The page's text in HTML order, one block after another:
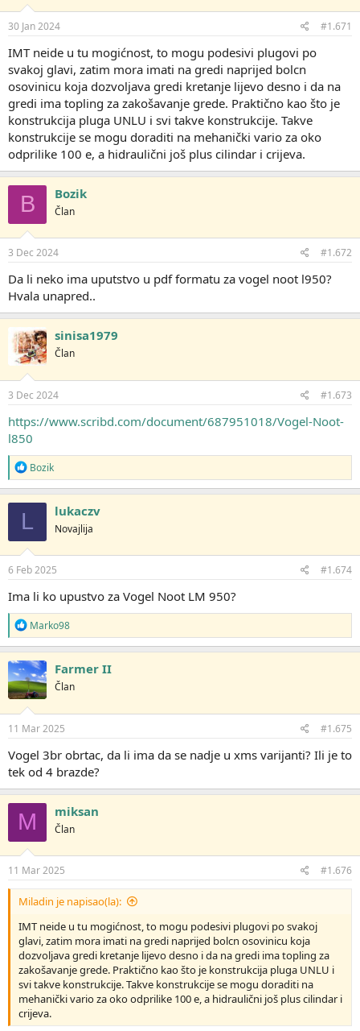
30 Jan 2024 #1.671
IMT neide u tu mogićnost, to mogu podesivi plugovi po
svakoj glavi, zatim mora imati na gredi naprijed bolcn
osovinicu koja dozvoljava gredi kretanje lijevo desno i da na
gredi ima topling za zakošavanje grede. Praktično kao što je
konstrukcija pluga UNLU i svi takve konstrukcije. Takve
konstrukcije se mogu doraditi na mehanički vario za oko
odprilike 100 e, a hidraulični još plus cilindar i crijeva.
B Bozik
Član
3 Dec 2024 #1.672
Da li neko ima uputstvo u pdf formatu za vogel noot l950?
Hvala unapred..
sinisa1979
Član
3 Dec 2024 #1.673
https://www.scribd.com/document/687951018/Vogel-Noot-
l850
R
e
a
g
v
a
n
j
:
Bozik
L lukaczv
Novajlija
6 Feb 2025 #1.674
Ima li ko upustvo za Vogel Noot LM 950?
R
e
a
g
o
v
a
n
j
:
Marko98
Farmer II
Član
11 Mar 2025 #1.675
Vogel 3br obrtac, da li ima da se nadje u xms varijanti? Ili je to
tek od 4 brazde?
M miksan
Član
11 Mar 2025 #1.676
Miladin je napisao(la):
IMT neide u tu mogićnost, to mogu podesivi plugovi po svakoj
glavi, zatim mora imati na gredi naprijed bolcn osovinicu koja
dozvoljava gredi kretanje lijevo desno i da na gredi ima topling za
zakošavanje grede. Praktično kao što je konstrukcija pluga UNLU i
svi takve konstrukcije. Takve konstrukcije se mogu doraditi na
mehanički vario za oko odprilike 100 e, a hidraulični još plus cilindar i
crijeva.